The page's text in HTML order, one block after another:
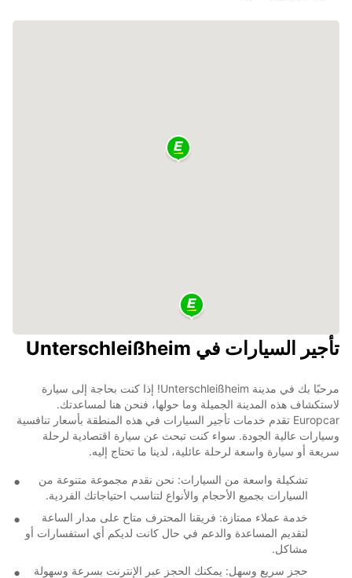
تأجير السيارات في Unterschleißheim
مرحبًا بك في مدينة Unterschleißheim! إذا كنت بحاجة إلى سيارة
لاستكشاف هذه المدينة الجميلة وما حولها، فنحن هنا لمساعدتك.
Europcar تقدم خدمات تأجير السيارات في هذه المنطقة بأسعار تنافسية
وسيارات عالية الجودة. سواء كنت تبحث عن سيارة اقتصادية لرحلة
سريعة أو سيارة واسعة لرحلة عائلية، لدينا ما تحتاج إليه.
تشكيلة واسعة من السيارات: نحن نقدم مجموعة متنوعة من
السيارات بجميع الأحجام والأنواع لتناسب احتياجاتك الفردية.
خدمة عملاء ممتازة: فريقنا المحترف متاح على مدار الساعة
لتقديم المساعدة والدعم في حال كانت لديكم أي استفسارات أو
مشاكل.
حجز سريع وسهل: يمكنك الحجز عبر الإنترنت بسرعة وسهولة